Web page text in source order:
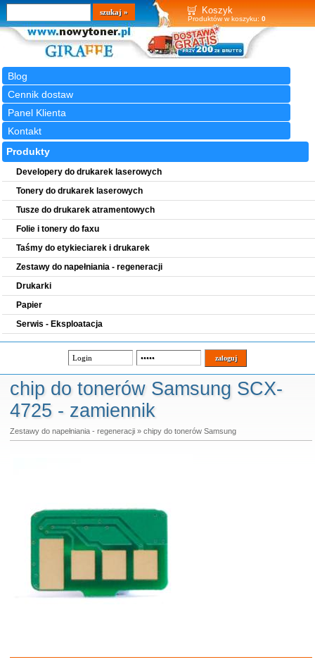
Koszyk
Produktów w koszyku: 0
Blog
Cennik dostaw
Panel Klienta
Kontakt
Wyszukiwarka
szukaj
Produkty
Developery do drukarek laserowych
Tonery do drukarek laserowych
Tusze do drukarek atramentowych
Folie i tonery do faxu
Taśmy do etykieciarek i drukarek
Zestawy do napełniania - regeneracji
Drukarki
Papier
Serwis - Eksploatacja
chip do tonerów Samsung SCX-
4725 - zamiennik
Zestawy do napełniania - regeneracji» chipy do tonerów Samsung